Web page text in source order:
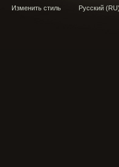
Изменить стиль Русский